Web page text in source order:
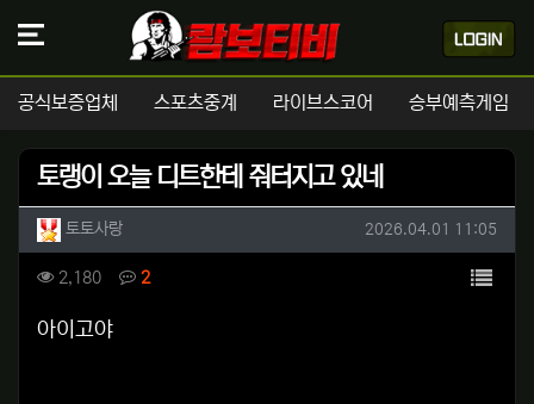
공식보증업체 스포츠중계 라이브스코어 승부예측게임
토랭이 오늘 디트한테 줘터지고 있네
작성자 정보
토토사랑작성 작성일
2026.04.01 11:05
컨텐츠 정보
2,180조회 2댓글 목록
본문
아이고야